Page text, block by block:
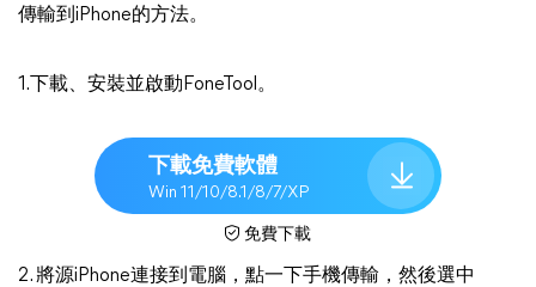
傳輸到iPhone的方法。
1.下載、安裝並啟動FoneTool。
下載免費軟體
Win 11/10/8.1/8/7/XP
免費下載
2. 將源iPhone連接到電腦，點一下手機傳輸，然後選中